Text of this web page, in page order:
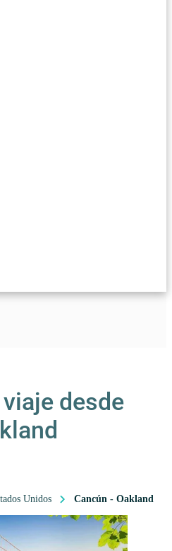
desde
Unidos Cancún - Oakland